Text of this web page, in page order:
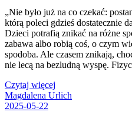
„Nie było już na co czekać:
którą poleci gdzieś dostatecznie
Dzieci potrafią znikać na różne
zabawa albo robią coś, o czym
spodoba. Ale czasem znikają,
nie lecą na bezludną wyspę.
Czytaj więcej
Magdalena Urlich
2025-05-22